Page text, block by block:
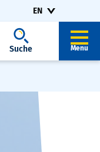
EN
Suche Menu